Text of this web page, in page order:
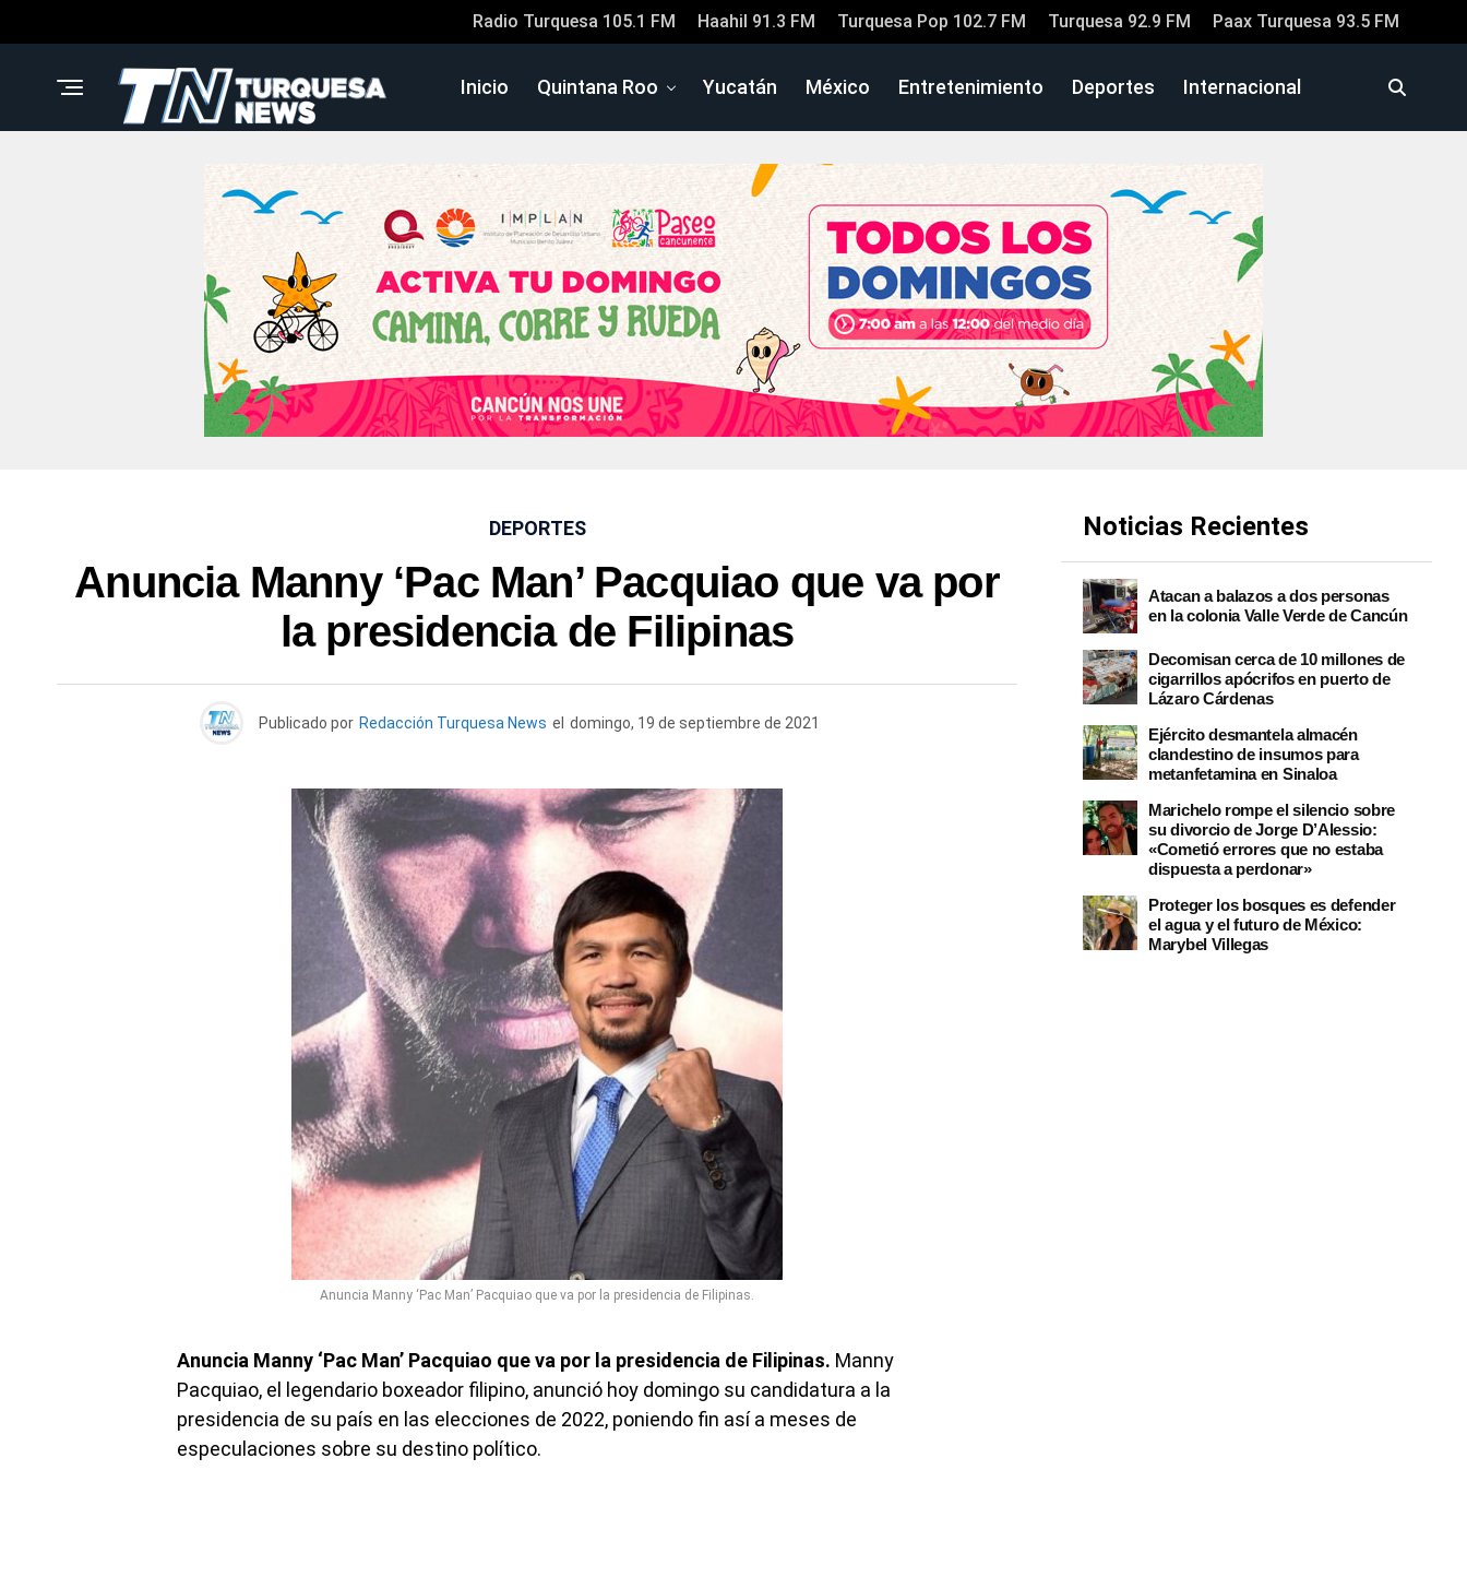
Radio Turquesa 105.1 FM Haahil 91.3 FM Turquesa Pop 102.7 FM Turquesa 92.9 FM Paax Turquesa 93.5 FM
Inicio Quintana Roo Yucatán México Entretenimiento Deportes Internacional
DEPORTES
Anuncia Manny ‘Pac Man’ Pacquiao que va por
la presidencia de Filipinas
Publicado por Redacción Turquesa News el domingo, 19 de septiembre de 2021
Anuncia Manny ‘Pac Man’ Pacquiao que va por la presidencia de Filipinas.
Anuncia Manny ‘Pac Man’ Pacquiao que va por la presidencia de Filipinas. Manny
Pacquiao, el legendario boxeador filipino, anunció hoy domingo su candidatura a la
presidencia de su país en las elecciones de 2022, poniendo fin así a meses de
especulaciones sobre su destino político.
Noticias Recientes
Atacan a balazos a dos personas
en la colonia Valle Verde de Cancún
Decomisan cerca de 10 millones de
cigarrillos apócrifos en puerto de
Lázaro Cárdenas
Ejército desmantela almacén
clandestino de insumos para
metanfetamina en Sinaloa
Marichelo rompe el silencio sobre
su divorcio de Jorge D’Alessio:
«Cometió errores que no estaba
dispuesta a perdonar»
Proteger los bosques es defender
el agua y el futuro de México:
Marybel Villegas